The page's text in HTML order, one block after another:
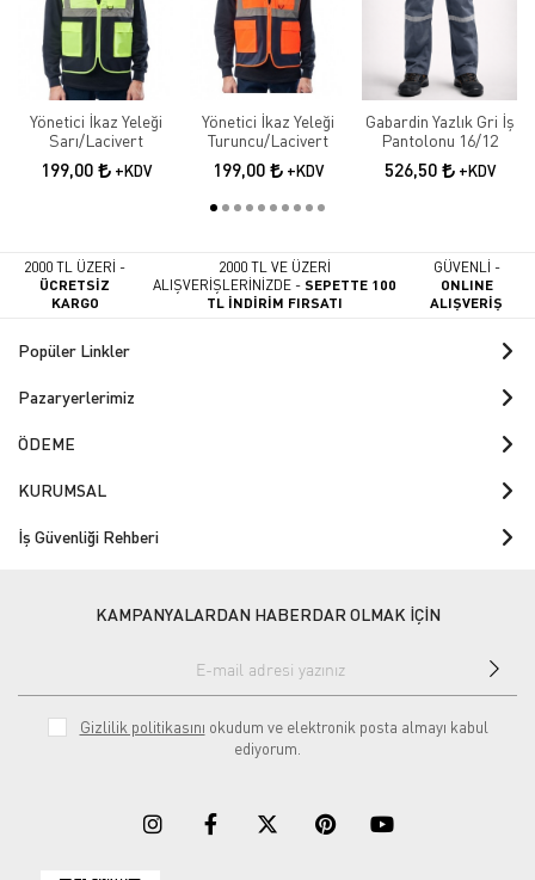
Yönetici İkaz Yeleği
Sarı/Lacivert
199,00 +KDV
Yönetici İkaz Yeleği
Turuncu/Lacivert
199,00 +KDV
Gabardin Yazlık Gri İş
Pantolonu 16/12
526,50 +KDV
2000 TL ÜZERİ -
ÜCRETSİZ
KARGO
2000 TL VE ÜZERİ
ALIŞVERİŞLERİNİZDE -SEPETTE 100
TL İNDİRİM FIRSATI
GÜVENLİ -
ONLINE
ALIŞVERİŞ
Popüler Linkler
Pazaryerlerimiz
ÖDEME
KURUMSAL
İş Güvenliği Rehberi
KAMPANYALARDAN HABERDAR OLMAK İÇİN
Gizlilik politikasını okudum ve elektronik posta almayı kabul
ediyorum.